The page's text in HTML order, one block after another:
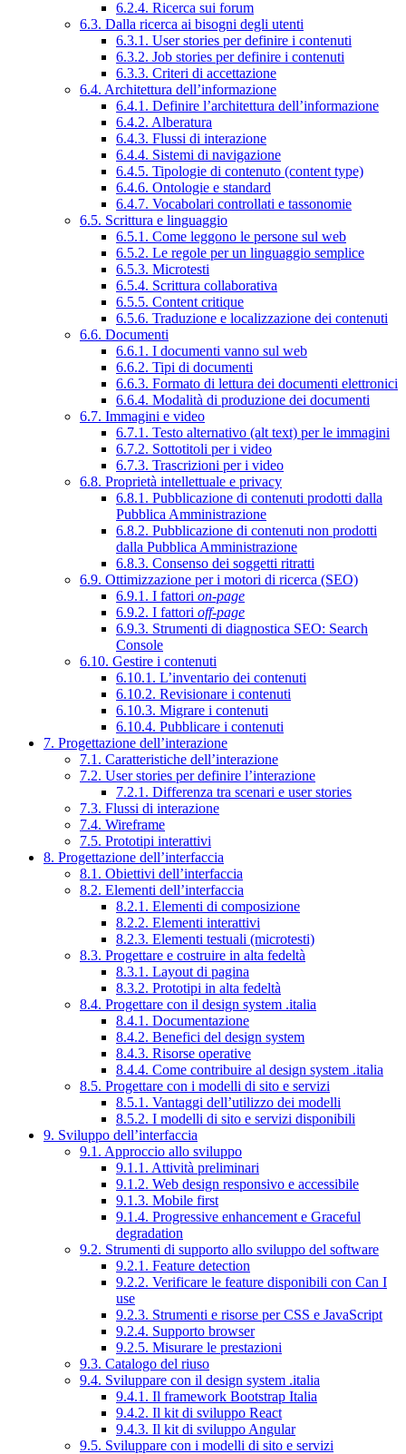
6.2.4. Ricerca sui forum
6.3. Dalla ricerca ai bisogni degli utenti
6.3.1. User stories per definire i contenuti
6.3.2. Job stories per definire i contenuti
6.3.3. Criteri di accettazione
6.4. Architettura dell’informazione
6.4.1. Definire l’architettura dell’informazione
6.4.2. Alberatura
6.4.3. Flussi di interazione
6.4.4. Sistemi di navigazione
6.4.5. Tipologie di contenuto (content type)
6.4.6. Ontologie e standard
6.4.7. Vocabolari controllati e tassonomie
6.5. Scrittura e linguaggio
6.5.1. Come leggono le persone sul web
6.5.2. Le regole per un linguaggio semplice
6.5.3. Microtesti
6.5.4. Scrittura collaborativa
6.5.5. Content critique
6.5.6. Traduzione e localizzazione dei contenuti
6.6. Documenti
6.6.1. I documenti vanno sul web
6.6.2. Tipi di documenti
6.6.3. Formato di lettura dei documenti elettronici
6.6.4. Modalità di produzione dei documenti
6.7. Immagini e video
6.7.1. Testo alternativo (alt text) per le immagini
6.7.2. Sottotitoli per i video
6.7.3. Trascrizioni per i video
6.8. Proprietà intellettuale e privacy
6.8.1. Pubblicazione di contenuti prodotti dalla
Pubblica Amministrazione
6.8.2. Pubblicazione di contenuti non prodotti
dalla Pubblica Amministrazione
6.8.3. Consenso dei soggetti ritratti
6.9. Ottimizzazione per i motori di ricerca (SEO)
6.9.1. I fattori on-page
6.9.2. I fattori off-page
6.9.3. Strumenti di diagnostica SEO: Search
Console
6.10. Gestire i contenuti
6.10.1. L’inventario dei contenuti
6.10.2. Revisionare i contenuti
6.10.3. Migrare i contenuti
6.10.4. Pubblicare i contenuti
7. Progettazione dell’interazione
7.1. Caratteristiche dell’interazione
7.2. User stories per definire l’interazione
7.2.1. Differenza tra scenari e user stories
7.3. Flussi di interazione
7.4. Wireframe
7.5. Prototipi interattivi
8. Progettazione dell’interfaccia
8.1. Obiettivi dell’interfaccia
8.2. Elementi dell’interfaccia
8.2.1. Elementi di composizione
8.2.2. Elementi interattivi
8.2.3. Elementi testuali (microtesti)
8.3. Progettare e costruire in alta fedeltà
8.3.1. Layout di pagina
8.3.2. Prototipi in alta fedeltà
8.4. Progettare con il design system .italia
8.4.1. Documentazione
8.4.2. Benefici del design system
8.4.3. Risorse operative
8.4.4. Come contribuire al design system .italia
8.5. Progettare con i modelli di sito e servizi
8.5.1. Vantaggi dell’utilizzo dei modelli
8.5.2. I modelli di sito e servizi disponibili
9. Sviluppo dell’interfaccia
9.1. Approccio allo sviluppo
9.1.1. Attività preliminari
9.1.2. Web design responsivo e accessibile
9.1.3. Mobile first
9.1.4. Progressive enhancement e Graceful
degradation
9.2. Strumenti di supporto allo sviluppo del software
9.2.1. Feature detection
9.2.2. Verificare le feature disponibili con Can I
use
9.2.3. Strumenti e risorse per CSS e JavaScript
9.2.4. Supporto browser
9.2.5. Misurare le prestazioni
9.3. Catalogo del riuso
9.4. Sviluppare con il design system .italia
9.4.1. Il framework Bootstrap Italia
9.4.2. Il kit di sviluppo React
9.4.3. Il kit di sviluppo Angular
9.5. Sviluppare con i modelli di sito e servizi